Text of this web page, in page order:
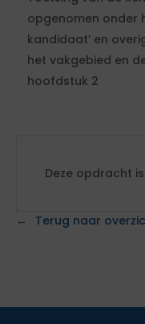
opgenomen onder
kandidaat’ en
het vakgebied en
hoofdstuk 2
Deze opdracht
Terug naar